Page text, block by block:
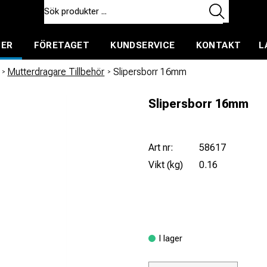
FÖRETAGET KUNDSERVICE KONTAKT
/ Mutterdragare Tillbehör / Slipersborr 16mm
Slipersborr 16mm
Art nr:
58617
Vikt (kg)
0.16
I lager